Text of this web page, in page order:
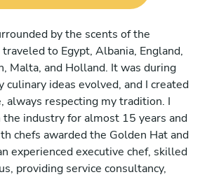
by the scents of the
to Egypt, Albania, England,
Malta, and Holland. It was during
ideas evolved, and I created
always respecting my tradition. I
the industry for almost 15 years and
chefs awarded the Golden Hat and
experienced executive chef, skilled
providing service consultancy,